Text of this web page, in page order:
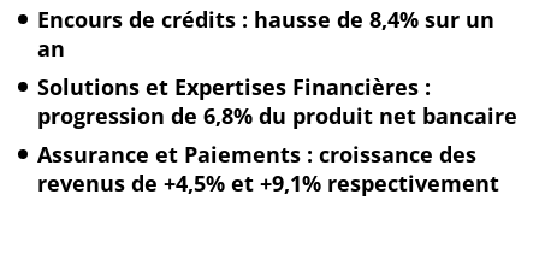
Encours de crédits : hausse de 8,4% sur un
an
Solutions et Expertises Financières :
progression de 6,8% du produit net bancaire
Assurance et Paiements : croissance des
revenus de +4,5% et +9,1% respectivement